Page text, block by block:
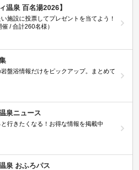
温泉 百名湯2026】
施設に投票してプレゼントを当てよう！
催 / 合計260名様）
岩盤浴情報だけをピックアップ。まとめて
泉ニュース
行きたくなる！お得な情報を掲載中
泉 おふろパス